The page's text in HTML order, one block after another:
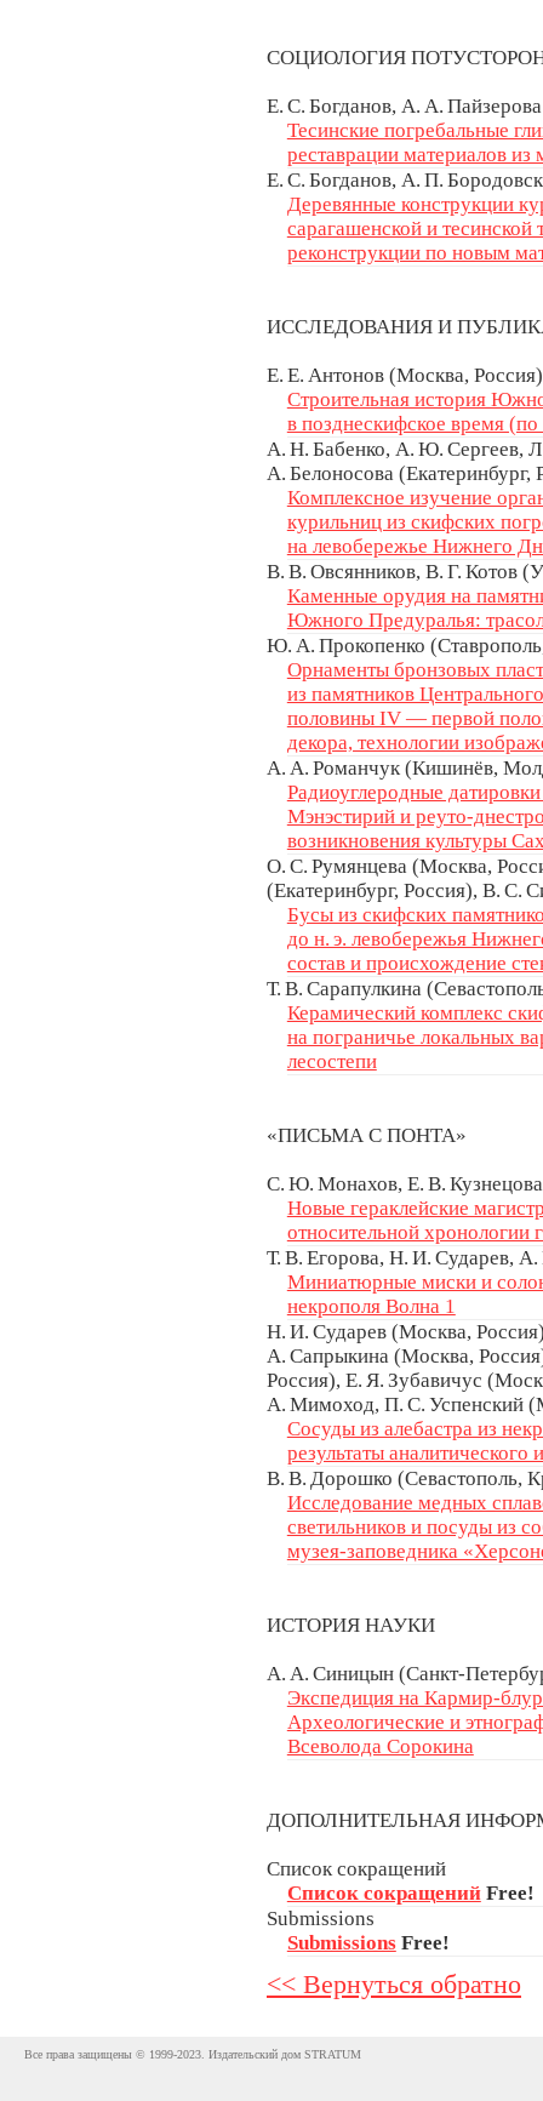
СОЦИОЛОГИЯ
Е. С. Богданов, А. А.
Тесинские погребальные
реставрации материалов
Е. С. Богданов, А. П.
Деревянные конструкции
сарагашенской и тесинской
реконструкции по новым
ИССЛЕДОВАНИЯ И
Е. Е. Антонов (Москва, Россия)
Строительная история
в позднескифское время
А. Н. Бабенко, А. Ю. Сергеев,
А. Белоносова
Комплексное изучение
курильниц из скифских
на левобережье Нижнего
В. В. Овсянников, В. Г. Котов
Каменные орудия на
Южного Предуралья:
Ю. А. Прокопенко
Орнаменты бронзовых
из памятников
половины IV — первой
декора, технологии
А. А. Романчук (Кишинёв,
Радиоуглеродные
Мэнэстирий и реуто-
возникновения культуры
О. С. Румянцева (Москва,
(Екатеринбург, Россия), В. С.
Бусы из скифских
до н. э. левобережья
состав и происхождение
Т. В. Сарапулкина
Керамический комплекс
на пограничье локальных
лесостепи
«ПИСЬМА С ПОНТА»
С. Ю. Монахов, Е. В.
Новые гераклейские
относительной хронологии
Т. В. Егорова, Н. И. Сударев,
Миниатюрные миски и
некрополя Волна 1
Н. И. Сударев (Москва,
А. Сапрыкина (Москва,
Россия), Е. Я. Зубавичус
А. Мимоход, П. С. Успенский
Сосуды из алебастра из
результаты аналитического
В. В. Дорошко (Севастополь,
Исследование медных
светильников и посуды из
музея-заповедника
ИСТОРИЯ НАУКИ
А. А. Синицын (Санкт-
Экспедиция на Кармир-
Археологические и
Всеволода Сорокина
ДОПОЛНИТЕЛЬНАЯ
Список сокращений
Список сокращений Free!
Submissions
Submissions Free!
<< Вернуться обратно
Все права защищены © 1999-2023. Издательский дом STRATUM